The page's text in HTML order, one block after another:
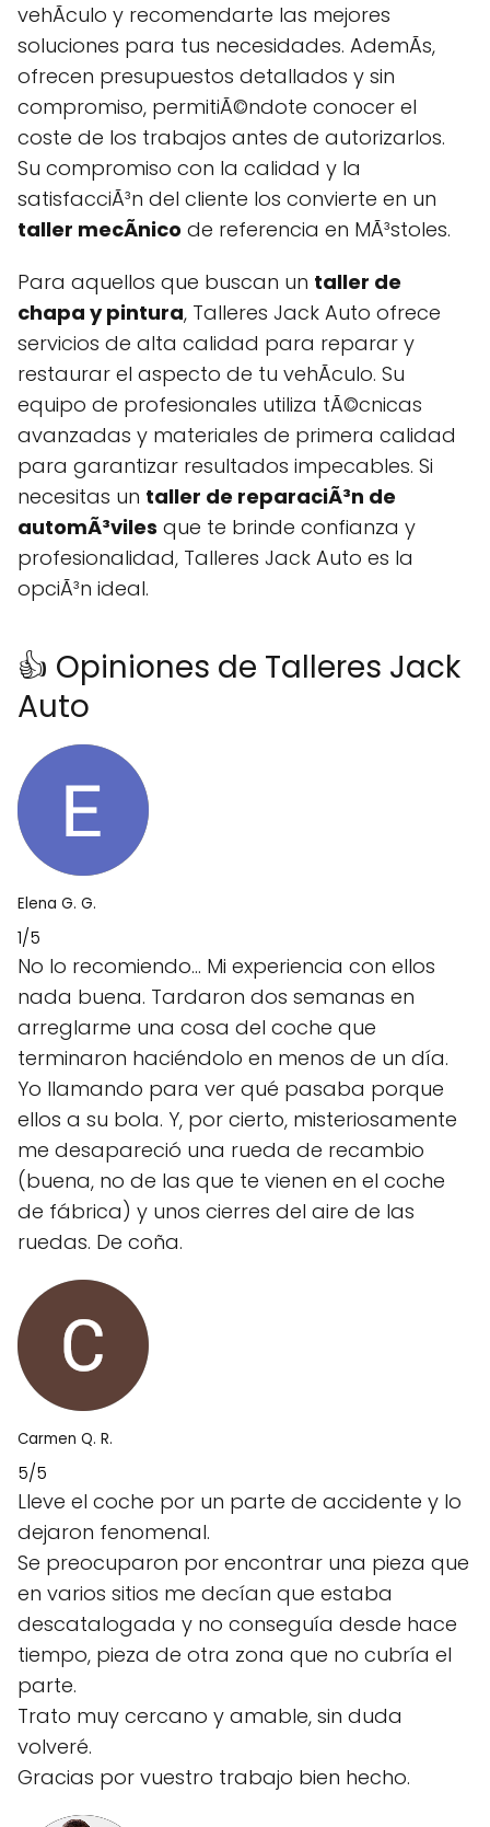
vehÃ­culo y recomendarte las mejores
soluciones para tus necesidades. AdemÃs,
ofrecen presupuestos detallados y sin
compromiso, permitiÃ©ndote conocer el
coste de los trabajos antes de autorizarlos.
Su compromiso con la calidad y la
satisfacciÃ³n del cliente los convierte en un
taller mecÃnico de referencia en MÃ³stoles.
Para aquellos que buscan un taller de
chapa y pintura, Talleres Jack Auto ofrece
servicios de alta calidad para reparar y
restaurar el aspecto de tu vehÃ­culo. Su
equipo de profesionales utiliza tÃ©cnicas
avanzadas y materiales de primera calidad
para garantizar resultados impecables. Si
necesitas un taller de reparaciÃ³n de
automÃ³viles que te brinde confianza y
profesionalidad, Talleres Jack Auto es la
opciÃ³n ideal.
👍 Opiniones de Talleres Jack
Auto
Elena G. G.
1/5
No lo recomiendo... Mi experiencia con ellos
nada buena. Tardaron dos semanas en
arreglarme una cosa del coche que
terminaron haciéndolo en menos de un día.
Yo llamando para ver qué pasaba porque
ellos a su bola. Y, por cierto, misteriosamente
me desapareció una rueda de recambio
(buena, no de las que te vienen en el coche
de fábrica) y unos cierres del aire de las
ruedas. De coña.
Carmen Q. R.
5/5
Lleve el coche por un parte de accidente y lo
dejaron fenomenal.
Se preocuparon por encontrar una pieza que
en varios sitios me decían que estaba
descatalogada y no conseguía desde hace
tiempo, pieza de otra zona que no cubría el
parte.
Trato muy cercano y amable, sin duda
volveré.
Gracias por vuestro trabajo bien hecho.